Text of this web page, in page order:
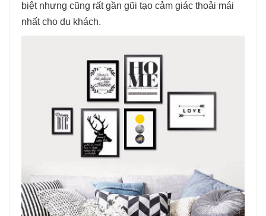
biệt nhưng cũng rất gần gũi tạo cảm giác thoải mái
nhất cho du khách.